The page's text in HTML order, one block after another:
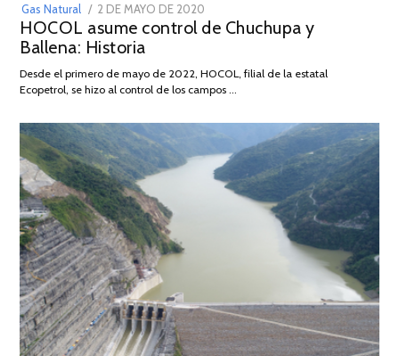
Gas Natural
POSTED
ON
2 DE MAYO DE 2020
DE
2026
HOCOL asume control de Chuchupa y
Ballena: Historia
Desde el primero de mayo de 2022, HOCOL, filial de la estatal
Ecopetrol, se hizo al control de los campos …